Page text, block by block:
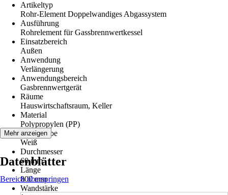
Artikeltyp
Rohr-Element Doppelwandiges Abgassystem
Ausführung
Rohrelement für Gassbrennwertkessel
Einsatzbereich
Außen
Anwendung
Verlängerung
Anwendungsbereich
Gasbrennwertgerät
Räume
Hauswirtschaftsraum, Keller
Material
Polypropylen (PP)
Grundfarbe
Weiß
Durchmesser
60 mm
Länge
800 mm
Wandstärke
Mehr anzeigen
Datenblätter
Bereich überspringen